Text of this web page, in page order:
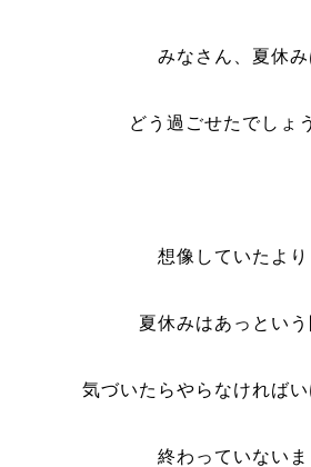
みなさん、夏休み
どう過ごせたでしょ
想像していたより
夏休みはあっとい
気づいたらやらなければ
終わっていないま